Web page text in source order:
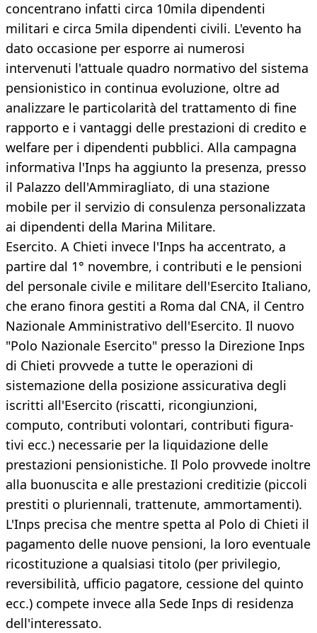
concentrano infatti circa 10mila dipendenti
militari e circa 5mila dipendenti civili. L'evento ha
dato occasione per esporre ai numerosi
intervenuti l'attuale quadro normativo del sistema
pensionistico in continua evoluzione, oltre ad
analizzare le particolarità del trattamento di fine
rapporto e i vantaggi delle prestazioni di credito e
welfare per i dipendenti pubblici. Alla campagna
informativa l'Inps ha aggiunto la presenza, presso
il Palazzo dell'Ammiragliato, di una stazione
mobile per il servizio di consulenza personalizzata
ai dipendenti della Marina Militare.
Esercito. A Chieti invece l'Inps ha accentrato, a
partire dal 1° novembre, i contributi e le pensioni
del personale civile e militare dell'Esercito Italiano,
che erano finora gestiti a Roma dal CNA, il Centro
Nazionale Amministrativo dell'Esercito. Il nuovo
"Polo Nazionale Esercito" presso la Direzione Inps
di Chieti provvede a tutte le operazioni di
sistemazione della posizione assicurativa degli
iscritti all'Esercito (riscatti, ricongiunzioni,
computo, contributi volontari, contributi figura-
tivi ecc.) necessarie per la liquidazione delle
prestazioni pensionistiche. Il Polo provvede inoltre
alla buonuscita e alle prestazioni creditizie (piccoli
prestiti o pluriennali, trattenute, ammortamenti).
L'Inps precisa che mentre spetta al Polo di Chieti il
pagamento delle nuove pensioni, la loro eventuale
ricostituzione a qualsiasi titolo (per privilegio,
reversibilità, ufficio pagatore, cessione del quinto
ecc.) compete invece alla Sede Inps di residenza
dell'interessato.